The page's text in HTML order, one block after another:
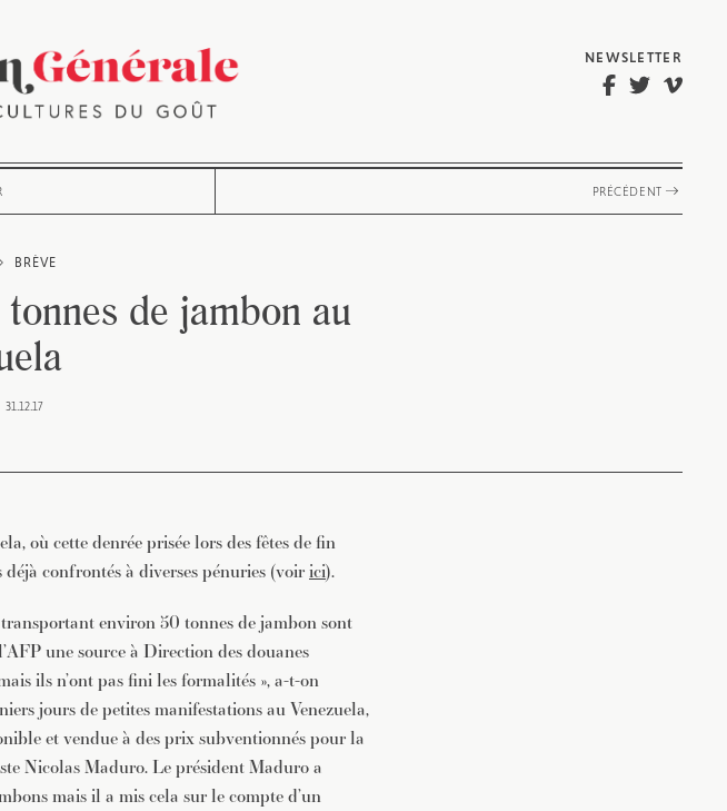
NEWSLETTER
PRÉCÉDENT
BRÈVE
de jambon au
31.12.17
où cette denrée prisée lors des fêtes de fin
confrontés à diverses pénuries (voirici).
environ 50 tonnes de jambon sont
une source à Direction des douanes
ils n’ont pas fini les formalités », a-t-on
jours de petites manifestations au Venezuela,
et vendue à des prix subventionnés pour la
Nicolas Maduro. Le président Maduro a
mais il a mis cela sur le compte d’un